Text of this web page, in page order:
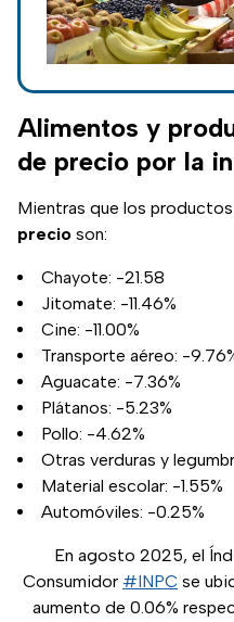
Alimentos y
de precio por la
Mientras que los
precio son:
Chayote: -21.58
Jitomate: -11.46%
Cine: -11.00%
Transporte aéreo: -
Aguacate: -7.36%
Plátanos: -5.23%
Pollo: -4.62%
Otras verduras y
Material escolar: -1.55%
Automóviles: -0.25%
En agosto 2025, el
Consumidor #INPC se
aumento de 0.06%